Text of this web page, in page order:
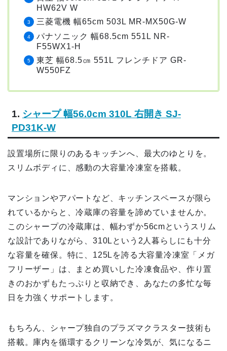
HW62V W
三菱電機 幅65cm 503L MR-MX50G-W
パナソニック 幅68.5cm 551L NR-
F55WX1-H
東芝 幅68.5㎝ 551L フレンチドア GR-
W550FZ
1. シャープ 幅56.0cm 310L 右開き SJ-
PD31K-W
設置場所に限りのあるキッチンへ、最大のゆとりを。
スリムボディに、感動の大容量冷凍室を搭載。
マンションやアパートなど、キッチンスペースが限ら
れているからと、冷蔵庫の容量を諦めていませんか。
このシャープの冷蔵庫は、幅わずか56cmというスリム
な設計でありながら、310Lという2人暮らしにも十分
な容量を確保。特に、125Lを誇る大容量冷凍室「メガ
フリーザー」は、まとめ買いした冷凍食品や、作り置
きのおかずもたっぷりと収納でき、あなたの多忙な毎
日を力強くサポートします。
もちろん、シャープ独自のプラズマクラスター技術も
搭載。庫内を循環するクリーンな冷気が、気になるニ